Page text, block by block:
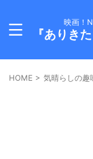
映画！
『ありき
HOME > 気晴らしの趣